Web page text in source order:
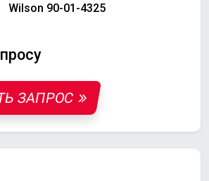
Wilson 90-01-4325
ЗАПРОС